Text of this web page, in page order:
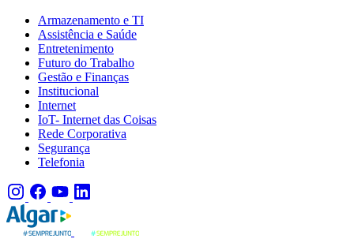
Armazenamento e TI
Assistência e Saúde
Entretenimento
Futuro do Trabalho
Gestão e Finanças
Institucional
Internet
IoT- Internet das Coisas
Rede Corporativa
Segurança
Telefonia